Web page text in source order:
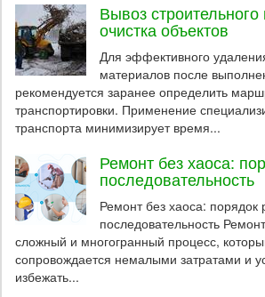
Вывоз
очистка объектов
Для эффективного
материалов после
рекомендуется заранее определить
транспортировки. Применение
транспорта минимизирует время...
Ремонт без хаоса:
последовательность
Ремонт без хаоса: порядок
последовательность
сложный и многогранный процесс,
сопровождается немалыми затратами и
избежать...